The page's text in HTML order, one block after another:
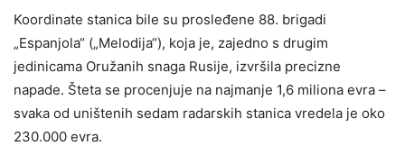
Koordinate stanica bile su prosleđene 88. brigadi
„Espanjola“ („Melodija“), koja je, zajedno s drugim
jedinicama Oružanih snaga Rusije, izvršila precizne
napade. Šteta se procenjuje na najmanje 1,6 miliona evra –
svaka od uništenih sedam radarskih stanica vredela je oko
230.000 evra.